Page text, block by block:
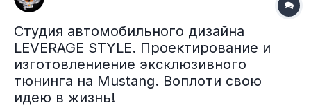
Студия автомобильного дизайна
LEVERAGE STYLE. Проектирование и
изготовлениение эксклюзивного
тюнинга на Mustang. Воплоти свою
идею в жизнь!